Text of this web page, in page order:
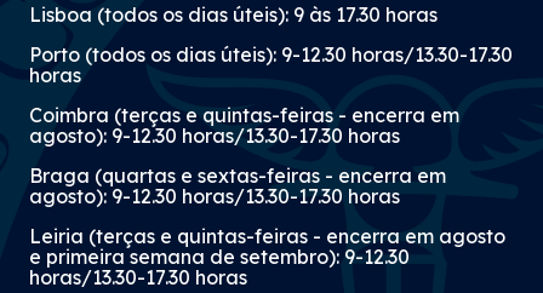
Lisboa (todos os dias úteis): 9 às 17.30 horas
Porto (todos os dias úteis): 9-12.30 horas/13.30-17.30
horas
Coimbra (terças e quintas-feiras - encerra em
agosto): 9-12.30 horas/13.30-17.30 horas
Braga (quartas e sextas-feiras - encerra em
agosto): 9-12.30 horas/13.30-17.30 horas
Leiria (terças e quintas-feiras - encerra em agosto
e primeira semana de setembro): 9-12.30
horas/13.30-17.30 horas